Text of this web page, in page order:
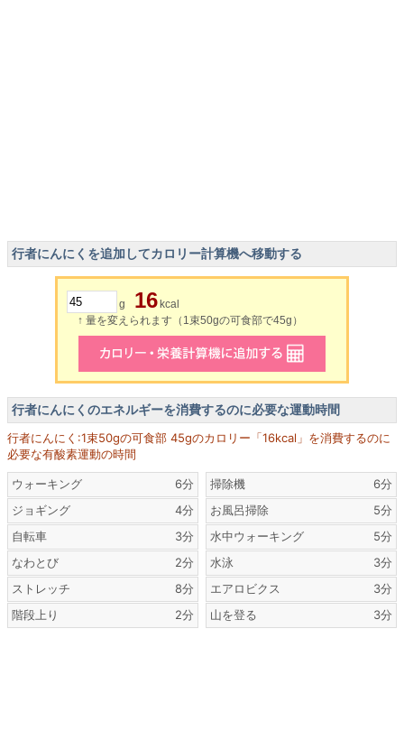
行者にんにくを追加してカロリー計算機へ移動する
g 16 kcal
↑ 量を変えられます（1束50gの可食部で45g）
行者にんにくのエネルギーを消費するのに必要な運動時間
行者にんにく:1束50gの可食部 45gのカロリー「16kcal」を消費するのに
必要な有酸素運動の時間
ウォーキング
6分
ジョギング
4分
自転車
3分
なわとび
2分
ストレッチ
8分
階段上り
2分
掃除機
6分
お風呂掃除
5分
水中ウォーキング
5分
水泳
3分
エアロビクス
3分
山を登る
3分